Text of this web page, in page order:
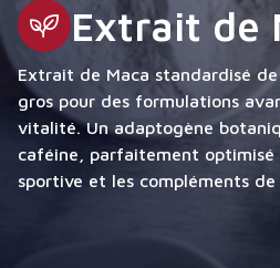
Extrait de
Extrait de Maca standardisé
gros pour des formulations
vitalité. Un adaptogène
caféine, parfaitement
sportive et les compléments